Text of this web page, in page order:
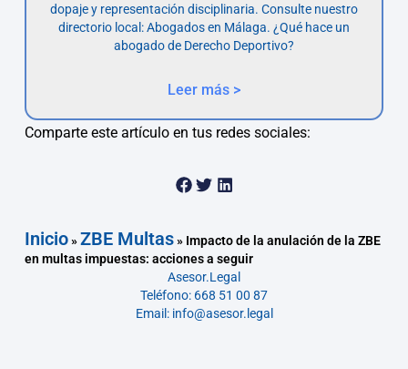
dopaje y representación disciplinaria. Consulte nuestro
directorio local: Abogados en Málaga. ¿Qué hace un
abogado de Derecho Deportivo?
Leer más >
Comparte este artículo en tus redes sociales:
Inicio»ZBE Multas» Impacto de la anulación de la ZBE
en multas impuestas: acciones a seguir
Asesor.Legal
Teléfono: 668 51 00 87
Email: info@asesor.legal